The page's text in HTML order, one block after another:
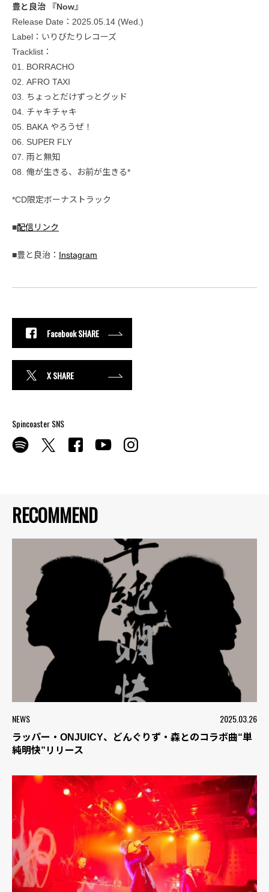
RECOMMEND
NEWS 2025.03.26
ラッパー・ONJUICY、どんぐりず・森とのコラボ曲“単
純明快”リリース
豊と良治 『Now』
Release Date：2025.05.14 (Wed.)
Label：いりびたりレコーズ
Tracklist：
01. BORRACHO
02. AFRO TAXI
03. ちょっとだけずっとグッド
04. チャキチャキ
05. BAKA やろうぜ！
06. SUPER FLY
07. 雨と無知
08. 俺が生きる、お前が生きる*
*CD限定ボーナストラック
■配信リンク
■豊と良治： Instagram
Facebook SHARE
X SHARE
Spincoaster SNS